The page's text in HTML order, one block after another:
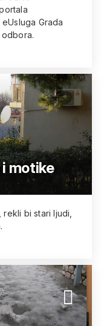
Grada
i motike
bi stari ljudi,